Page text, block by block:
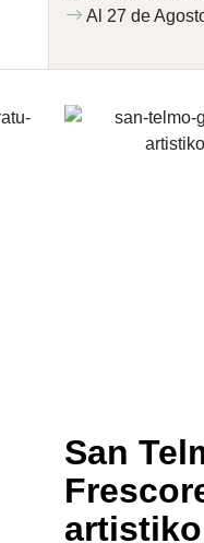
Al 27 de
San